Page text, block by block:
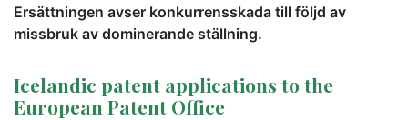
Ersättningen avser konkurrensskada till följd av
missbruk av dominerande ställning.
Icelandic patent applications to the
European Patent Office